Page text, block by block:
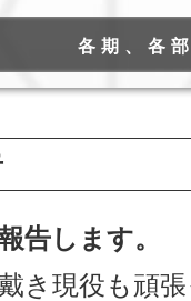
各期、各
告します。
き現役も頑